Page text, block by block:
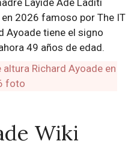
Layide Ade Laditi
2026 famoso por The IT
Ayoade tiene el signo
49 años de edad.
Wiki